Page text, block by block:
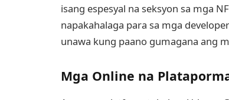
isang espesyal na seksyon sa mga
napakahalaga para sa mga
unawa kung paano gumagana ang
Mga Online na